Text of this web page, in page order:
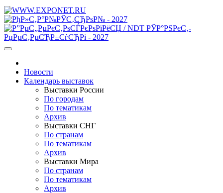
Новости
Календарь выставок
Выставки России
По городам
По тематикам
Архив
Выставки СНГ
По странам
По тематикам
Архив
Выставки Мира
По странам
По тематикам
Архив